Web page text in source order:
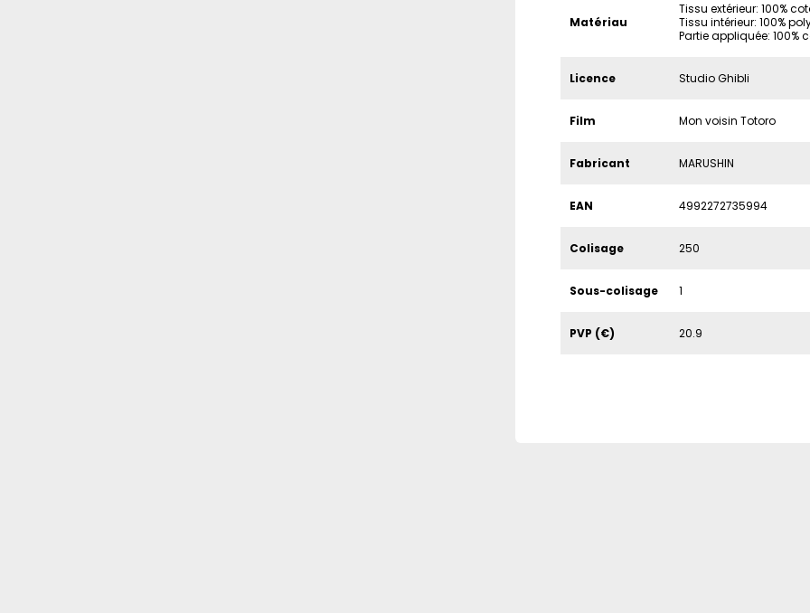
Matériau
Tissu extérieur: 100%
Tissu intérieur: 100%
Partie appliquée: 100%
Licence Studio Ghibli
Film Mon voisin Totoro
Fabricant MARUSHIN
EAN 4992272735994
Colisage 250
Sous-colisage 1
PVP (€) 20.9